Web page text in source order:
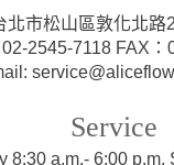
北市松山區敦化北路
2545-7118 FAX：
Service
8:30 a.m.- 6:00